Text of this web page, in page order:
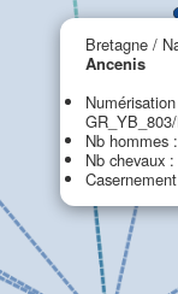
Bretagne /
Ancenis
Nb hommes
Nb chevaux